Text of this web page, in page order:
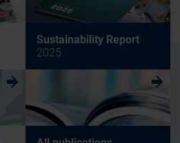
Sustainability Report
2025
w w